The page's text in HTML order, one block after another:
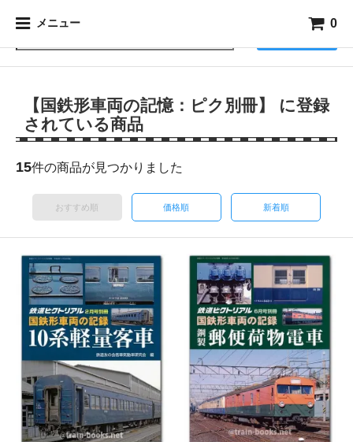
メニュー 0
【国鉄形車両の記憶：ピク別冊】 に登録
されている商品
15件の商品が見つかりました
おすすめ順 価格順 新着順